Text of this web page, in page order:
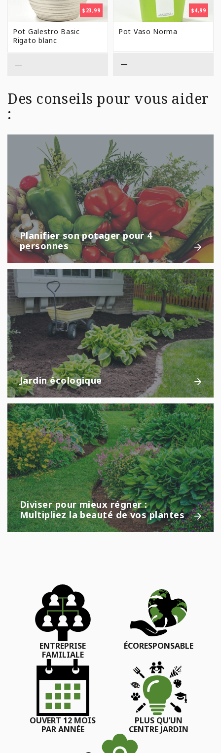
$ 23,99
Pot Galestro Basic
Rigato blanc
—
$4,99
Pot Vaso Norma
—
Des conseils pour vous aider
:
Planifier son potager pour 4
personnes
Jardin écologique
Diviser pour mieux régner :
Multipliez la beauté de vos plantes
ENTREPRISE
FAMILIALE
ÉCORESPONSABLE
OUVERT 12 MOIS
PAR ANNÉE
PLUS QU’UN
CENTRE JARDIN